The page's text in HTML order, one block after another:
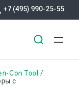
+7 (495) 990-25-55
Con Tool
с